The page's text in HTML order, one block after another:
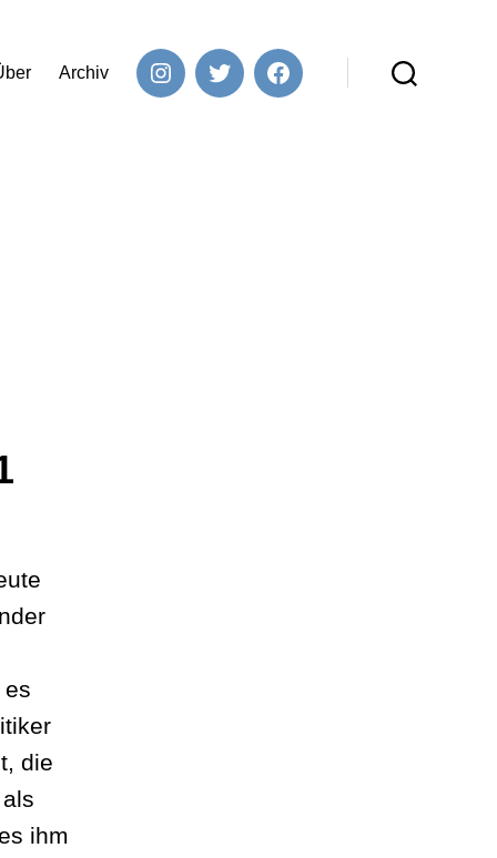
Archiv InstagramTwitter Facebook
die
ihm